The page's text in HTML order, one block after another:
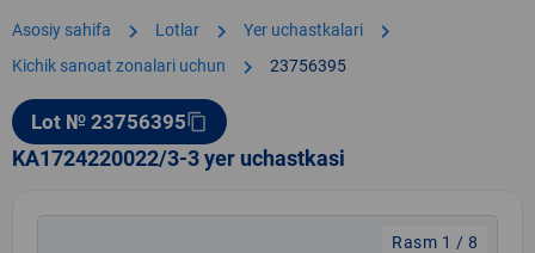
Asosiy sahifa chevron_right Lotlar chevron_right Yer uchastkalari chevron_right
Kichik sanoat zonalari uchun chevron_right 23756395
Lot № 23756395content_copy
KA1724220022/3-3 yer uchastkasi
Rasm 1 / 8